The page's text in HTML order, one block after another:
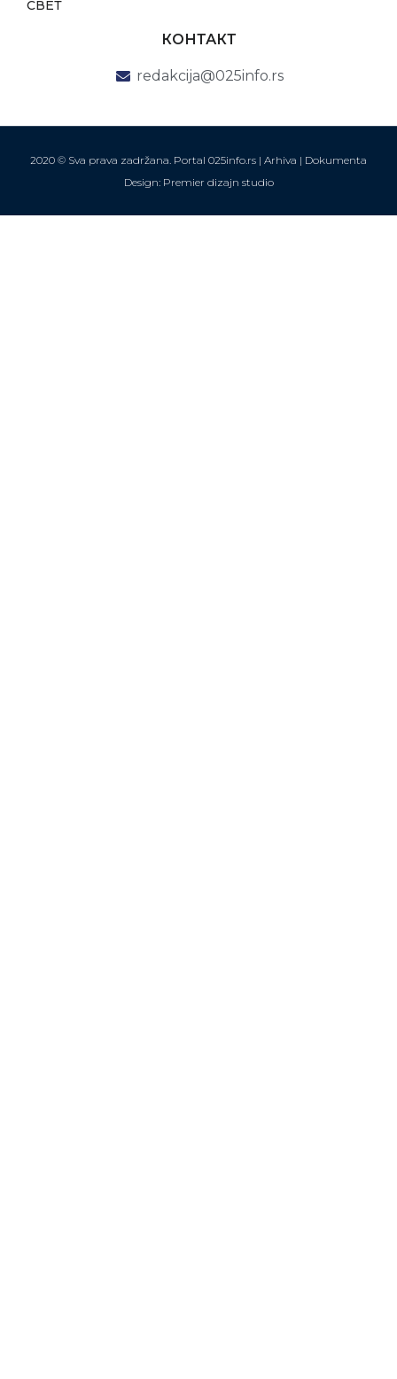
СВЕТ
КОНТАКТ
redakcija@025info.rs
2020 © Sva prava zadržana. Portal 025info.rs | Arhiva | Dokumenta
Design: Premier dizajn studio